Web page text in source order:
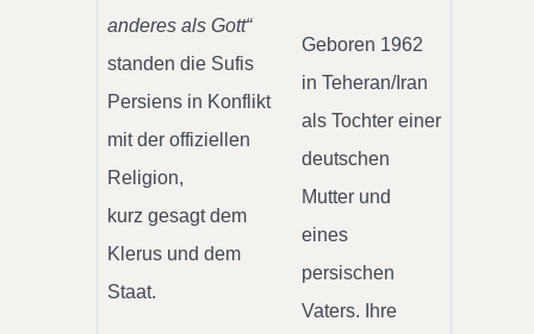
anderes als Gott“
standen die Sufis
Persiens in Konflikt
mit der offiziellen
Religion,
kurz gesagt dem
Klerus und dem
Staat.
Geboren 1962
in Teheran/Iran
als Tochter einer
deutschen
Mutter und
eines
persischen
Vaters. Ihre